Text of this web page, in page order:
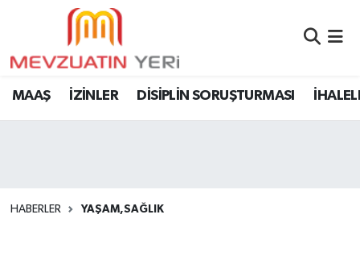
MAAŞ İZİNLER DİSİPLİN SORUŞTURMASI
HABERLER YAŞAM,SAĞLIK